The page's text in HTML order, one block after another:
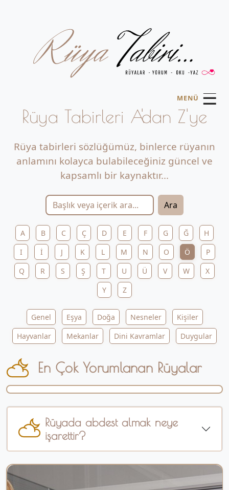
MENÜ ☰
Rüya Tabirleri A'dan Z'ye
Rüya tabirleri sözlüğümüz, binlerce rüyanın
anlamını kolayca bulabileceğiniz güncel ve
kapsamlı bir kaynaktır...
Ara
A B C Ç D E F G Ğ
H
I
İ J K L M N O Ö
P
Q
R S Ş T U Ü V W
X
Y
Z
Genel Eşya Doğa Nesneler
Kişiler
Hayvanlar
Mekanlar Dini Kavramlar Duygular
En Çok Yorumlanan Rüyalar
Rüyada abdest almak neye
işarettir?